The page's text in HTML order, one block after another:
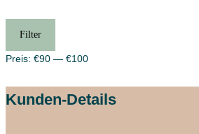
Filter
Preis: €90 — €100
Kunden-Details